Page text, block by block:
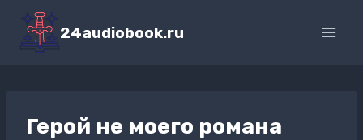
Перейти
содержимому
24audiobook.ru
Герой не моего романа